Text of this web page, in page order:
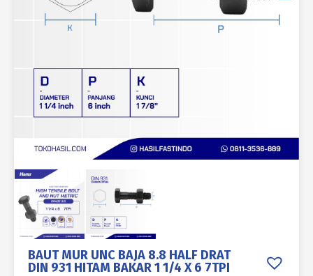
BAUT MUR UNC BAJA 8.8 HALF DRAT
DIN 931 HITAM BAKAR 1 1/4 X 6 7TPI